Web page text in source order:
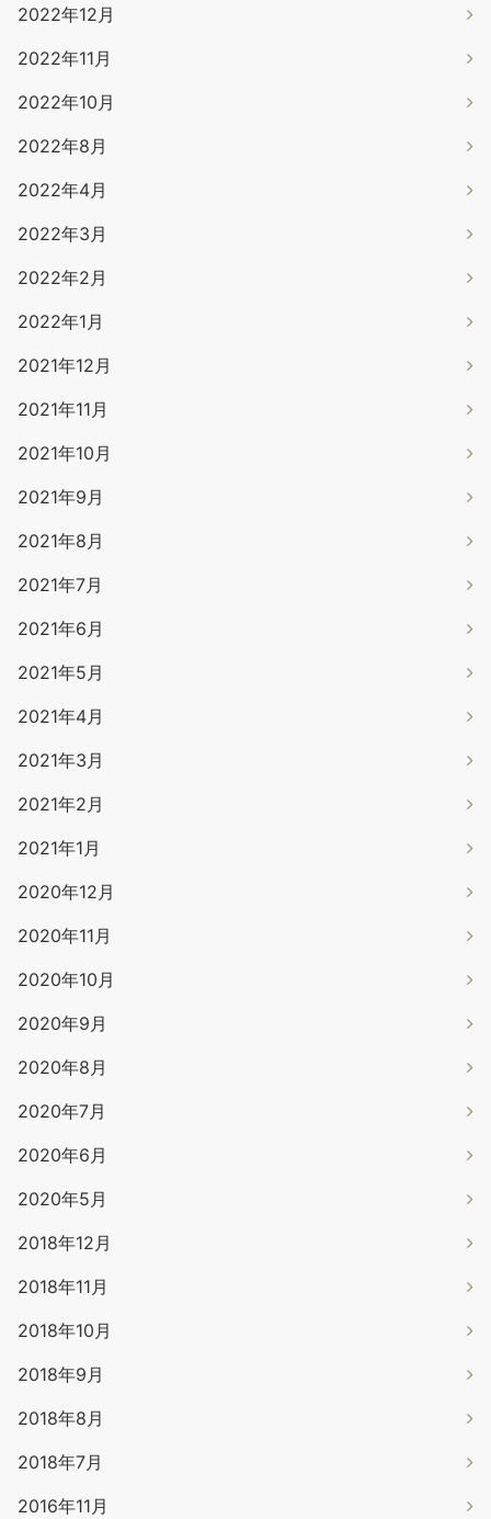
2022年12月
2022年11月
2022年10月
2022年8月
2022年4月
2022年3月
2022年2月
2022年1月
2021年12月
2021年11月
2021年10月
2021年9月
2021年8月
2021年7月
2021年6月
2021年5月
2021年4月
2021年3月
2021年2月
2021年1月
2020年12月
2020年11月
2020年10月
2020年9月
2020年8月
2020年7月
2020年6月
2020年5月
2018年12月
2018年11月
2018年10月
2018年9月
2018年8月
2018年7月
2016年11月